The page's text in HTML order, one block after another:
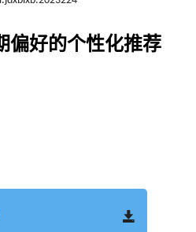
偏好的个性化推荐